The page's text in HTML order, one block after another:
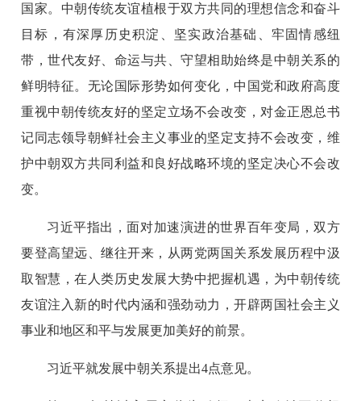
国家。中朝传统友谊植根于双方共同的理想信念和奋斗
目标，有深厚历史积淀、坚实政治基础、牢固情感纽
带，世代友好、命运与共、守望相助始终是中朝关系的
鲜明特征。无论国际形势如何变化，中国党和政府高度
重视中朝传统友好的坚定立场不会改变，对金正恩总书
记同志领导朝鲜社会主义事业的坚定支持不会改变，维
护中朝双方共同利益和良好战略环境的坚定决心不会改
变。
习近平指出，面对加速演进的世界百年变局，双方
要登高望远、继往开来，从两党两国关系发展历程中汲
取智慧，在人类历史发展大势中把握机遇，为中朝传统
友谊注入新的时代内涵和强劲动力，开辟两国社会主义
事业和地区和平与发展更加美好的前景。
习近平就发展中朝关系提出4点意见。